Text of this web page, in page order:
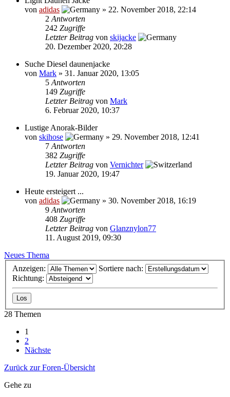
von adidas » 22. November 2018, 22:14
2 Antworten
242 Zugriffe
Letzter Beitrag von skijacke
20. Dezember 2020, 20:28
Suche Diesel daunenjacke
von Mark » 31. Januar 2020, 13:05
5 Antworten
149 Zugriffe
Letzter Beitrag von Mark
6. Februar 2020, 10:37
Lustige Anorak-Bilder
von skihose » 29. November 2018, 12:41
7 Antworten
382 Zugriffe
Letzter Beitrag von Vernichter
19. Januar 2020, 19:47
Heute ersteigert ...
von adidas » 30. November 2018, 16:19
9 Antworten
408 Zugriffe
Letzter Beitrag von Glanznylon77
11. August 2019, 09:30
Neues Thema
Anzeigen:
Sortiere nach:
Richtung:
28 Themen
1
2
Nächste
Zurück zur Foren-Übersicht
Gehe zu